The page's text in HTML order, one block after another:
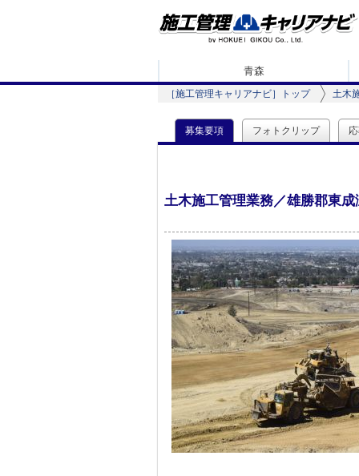
青森
［施工管理キャリアナビ］トップ 土木
募集要項 フォトクリップ
土木施工管理業務／雄勝郡東